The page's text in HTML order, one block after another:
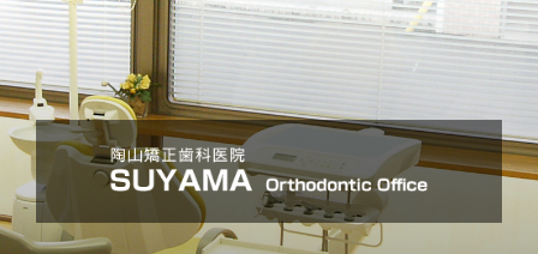
コ
ン
ン
ツ
ス
キ
ッ